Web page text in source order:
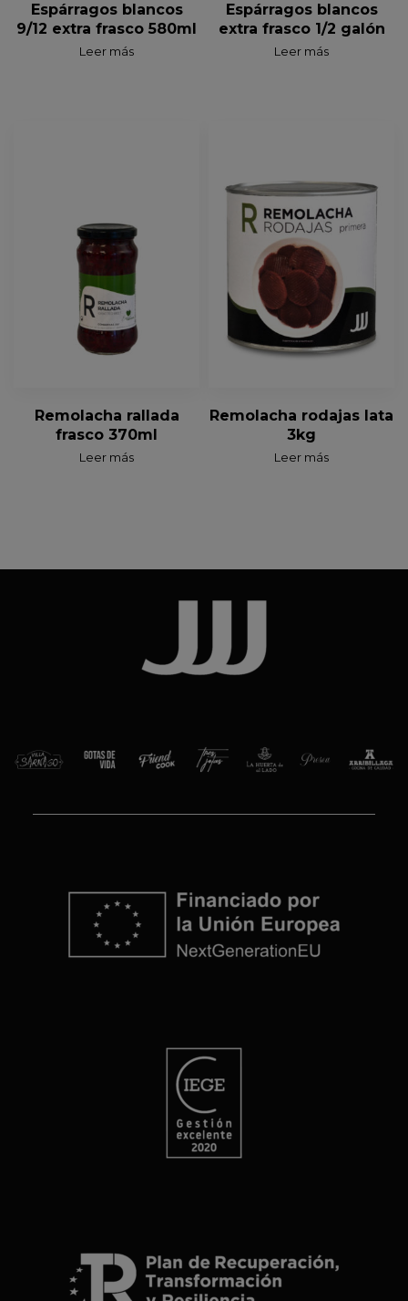
Espárragos blancos
9/12 extra frasco 580ml
Leer más
Espárragos blancos
extra frasco 1/2 galón
Leer más
Remolacha rallada
frasco 370ml
Leer más
Remolacha rodajas lata
3kg
Leer más